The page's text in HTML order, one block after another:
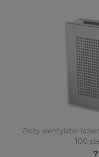
Złoty wentylator